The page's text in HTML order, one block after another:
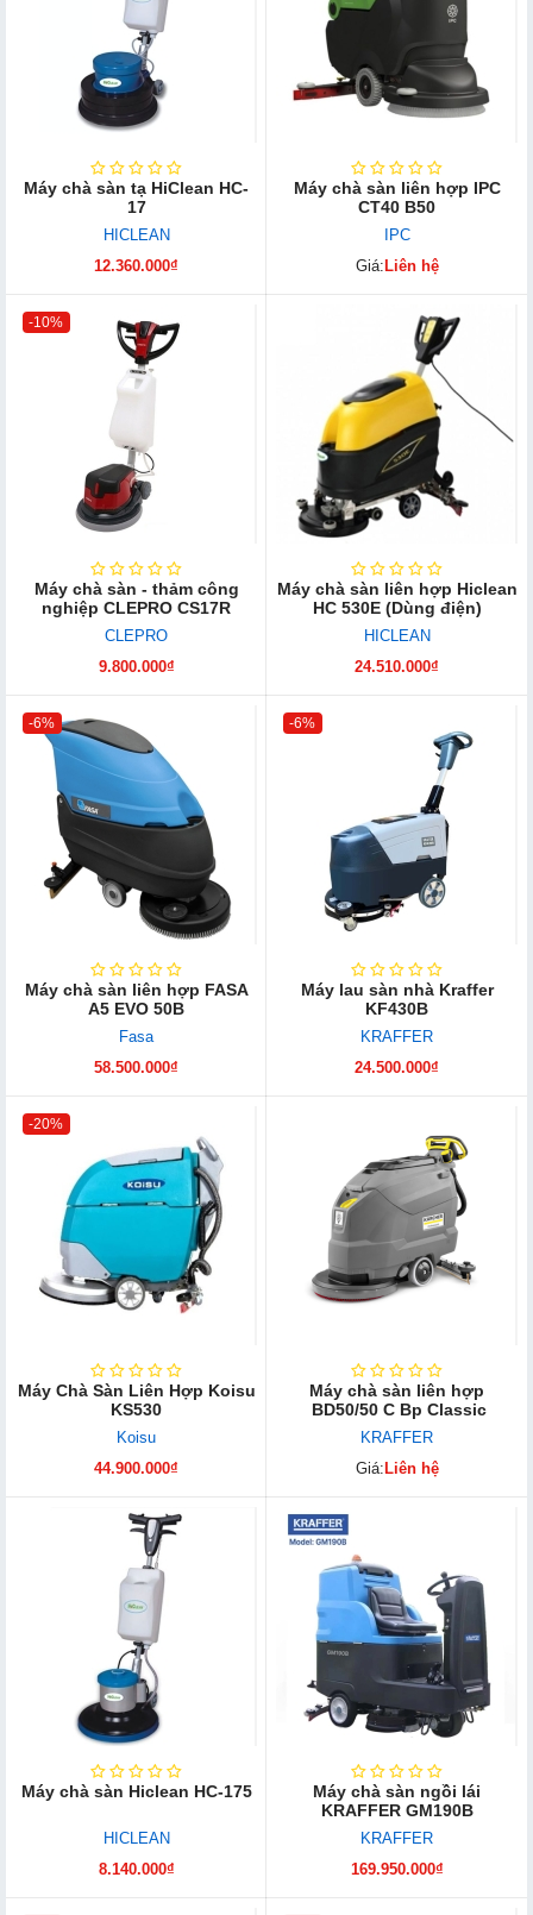
Máy chà sàn tạ HiClean HC-
17
HICLEAN
12.360.000₫
Máy chà sàn liên hợp IPC
CT40 B50
IPC
Giá: Liên hệ
-10%
Máy chà sàn - thảm công
nghiệp CLEPRO CS17R
CLEPRO
9.800.000₫
Máy chà sàn liên hợp Hiclean
HC 530E (Dùng điện)
HICLEAN
24.510.000₫
-6%
Máy chà sàn liên hợp FASA
A5 EVO 50B
Fasa
58.500.000₫
-6%
Máy lau sàn nhà Kraffer
KF430B
KRAFFER
24.500.000₫
-20%
Máy Chà Sàn Liên Hợp Koisu
KS530
Koisu
44.900.000₫
Máy chà sàn liên hợp
BD50/50 C Bp Classic
KRAFFER
Giá: Liên hệ
Máy chà sàn Hiclean HC-175
HICLEAN
8.140.000₫
Máy chà sàn ngồi lái
KRAFFER GM190B
KRAFFER
169.950.000₫